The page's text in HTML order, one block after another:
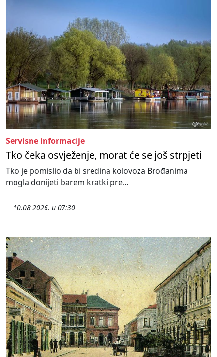
Servisne informacije
Tko čeka osvježenje, morat će se još strpjeti
Tko je pomislio da bi sredina kolovoza Brođanima
mogla donijeti barem kratki pre...
10.08.2026. u 07:30